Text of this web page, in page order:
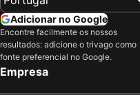
Adicionar no Google
Encontre facilmente os nossos
resultados: adicione o trivago como
fonte preferencial no Google.
Empresa